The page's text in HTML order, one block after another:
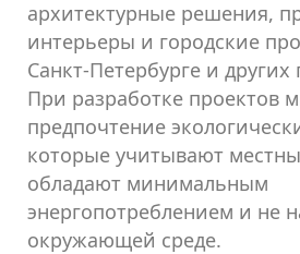
архитектурные решения,
интерьеры и городские
Санкт-Петербурге и других
При разработке проектов
предпочтение
которые учитывают
обладают минимальным
энергопотреблением и не
окружающей среде.